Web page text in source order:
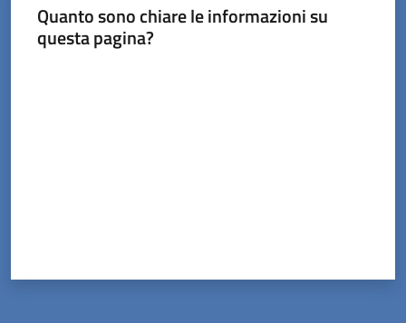
Quanto sono chiare le informazioni su
questa pagina?